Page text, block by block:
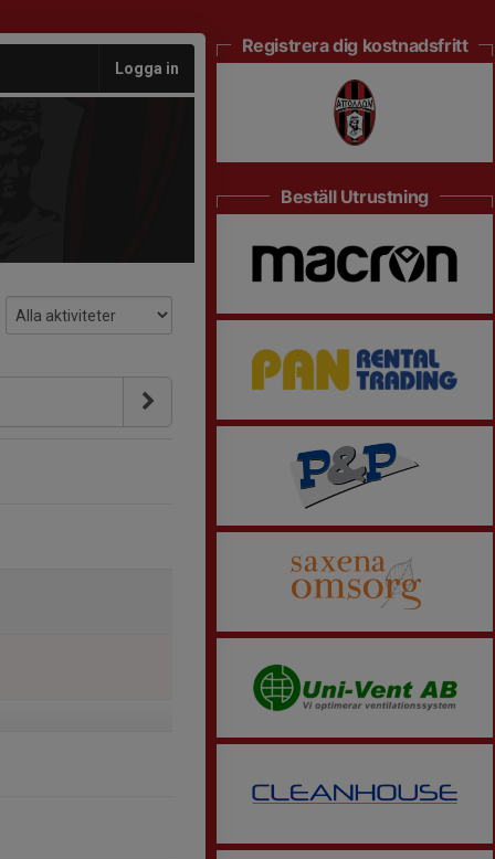
Logga in
Registrera dig kostnadsfritt
Beställ Utrustning